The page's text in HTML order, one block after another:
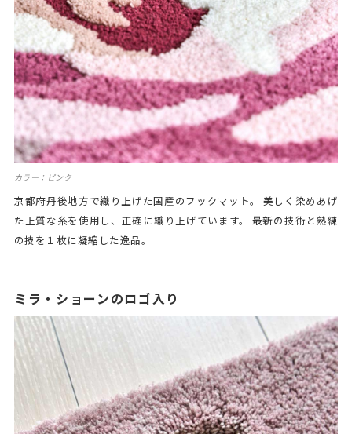
カラー：ピンク
京都府丹後地方で織り上げた国産のフックマット。 美しく染めあげ
た上質な糸を使用し、正確に織り上げています。 最新の技術と熟練
の技を１枚に凝縮した逸品。
ミラ・ショーンのロゴ入り